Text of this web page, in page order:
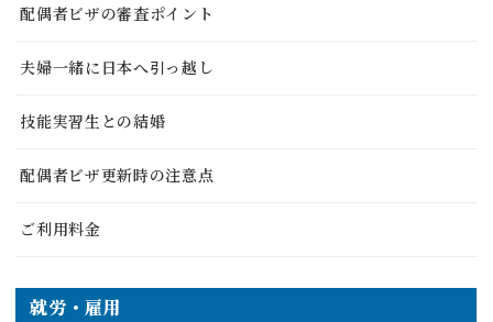
配偶者ビザの審査ポイント
夫婦一緒に日本へ引っ越し
技能実習生との結婚
配偶者ビザ更新時の注意点
ご利用料金
就労・雇用